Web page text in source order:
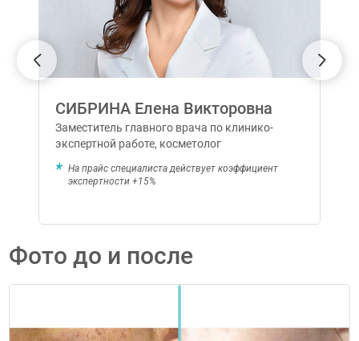
СИБРИНА Елена Викторовна
Заместитель главного врача по клинико-
экспертной работе, косметолог
На прайс специалиста действует коэффициент
экспертности +15%
Фото до и после